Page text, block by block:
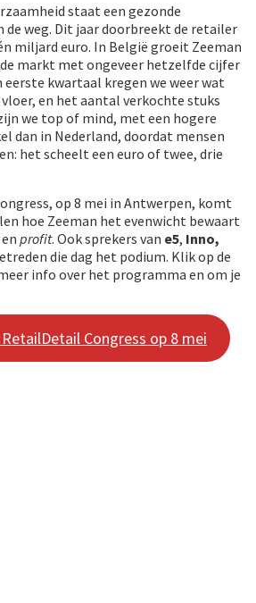
staat een gezonde
weg. Dit jaar doorbreekt de retailer
miljard euro. In België groeit Zeeman
markt met ongeveer hetzelfde cijfer
kwartaal kregen we weer wat
en het aantal verkochte stuks
we top of mind, met een hogere
dan in Nederland, doordat mensen
het scheelt een euro of twee, drie
op 8 mei in Antwerpen, komt
hoe Zeeman het evenwicht bewaart
en profit. Ook sprekers van e5, Inno,
die dag het podium. Klik op de
info over het programma en om je
Congress op 8 mei